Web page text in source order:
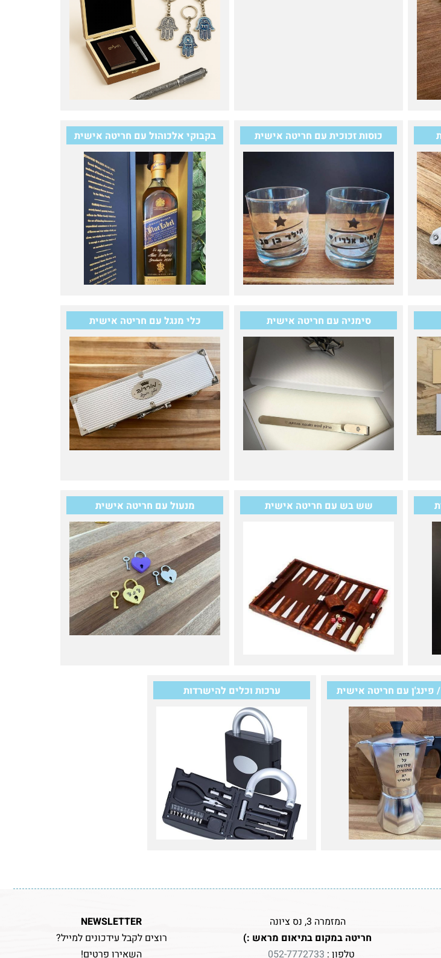
כוסות זכוכית עם חריטה אישית בקבוקי אלכוהול עם חריטה אישית
סימניה עם חריטה אישית כלי מנגל עם חריטה אישית
שש בש עם חריטה אישית מנעול עם חריטה אישית
פינג'ן עם חריטה אישית ערכות וכלים להישרדות
המזמרה 3, נס ציונה
חריטה במקום בתיאום מראש :)
טלפון : 052-7772733
NEWSLETTER
רוצים לקבל עידכונים למייל?
השאירו פרטים!